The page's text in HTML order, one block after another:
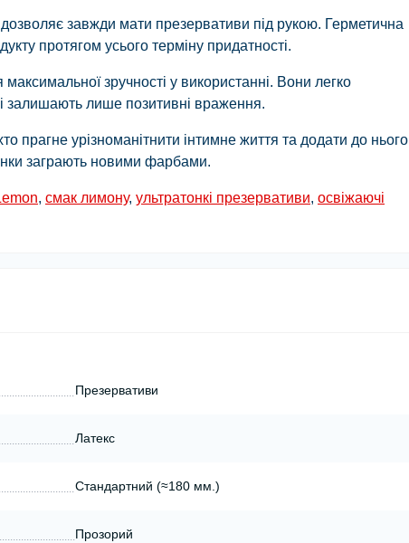
завжди мати презервативи під рукою. Герметична
протягом усього терміну придатності.
зручності у використанні. Вони легко
залишають лише позитивні враження.
прагне урізноманітнити інтимне життя та додати до нього
заграють новими фарбами.
, смак лимону, ультратонкі презервативи, освіжаючі
Презервативи
Латекс
Стандартний (≈180 мм.)
Прозорий